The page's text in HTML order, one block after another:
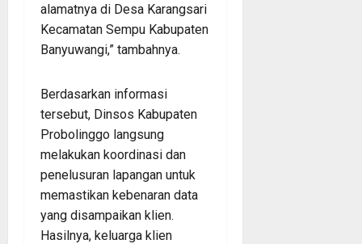
alamatnya di Desa Karangsari
Kecamatan Sempu Kabupaten
Banyuwangi,” tambahnya.
Berdasarkan informasi
tersebut, Dinsos Kabupaten
Probolinggo langsung
melakukan koordinasi dan
penelusuran lapangan untuk
memastikan kebenaran data
yang disampaikan klien.
Hasilnya, keluarga klien